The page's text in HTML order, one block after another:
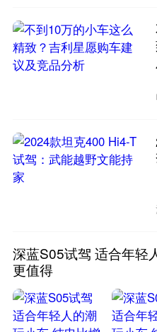
深蓝S05试驾 适合年轻
更值得